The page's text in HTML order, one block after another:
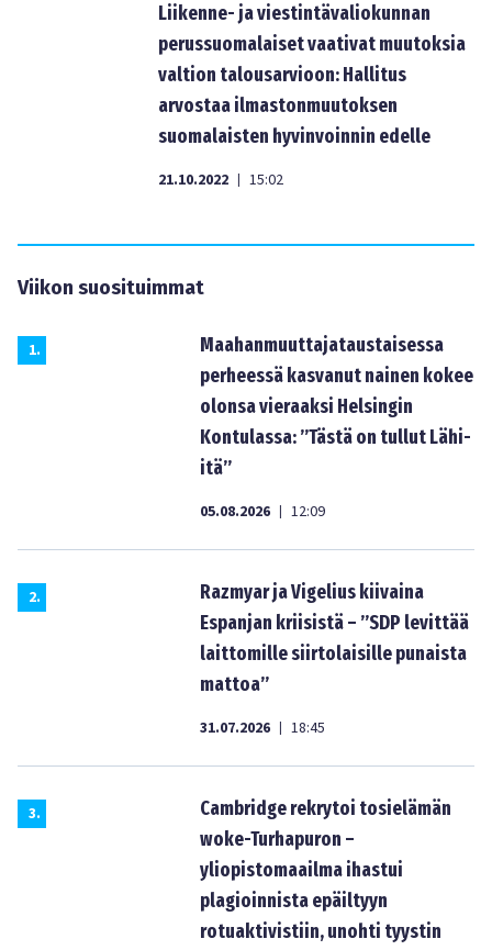
Liikenne- ja viestintävaliokunnan
perussuomalaiset vaativat muutoksia
valtion talousarvioon: Hallitus
arvostaa ilmastonmuutoksen
suomalaisten hyvinvoinnin edelle
21.10.2022 | 15:02
Viikon suosituimmat
1.
Maahanmuuttajataustaisessa
perheessä kasvanut nainen kokee
olonsa vieraaksi Helsingin
Kontulassa: ”Tästä on tullut Lähi-
itä”
05.08.2026 | 12:09
2.
Razmyar ja Vigelius kiivaina
Espanjan kriisistä – ”SDP levittää
laittomille siirtolaisille punaista
mattoa”
31.07.2026 | 18:45
3.
Cambridge rekrytoi tosielämän
woke-Turhapuron –
yliopistomaailma ihastui
plagioinnista epäiltyyn
rotuaktivistiin, unohti tyystin